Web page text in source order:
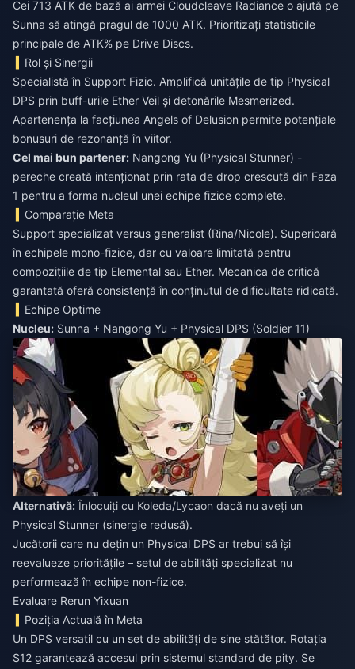
Cei 713 ATK de bază ai armei Cloudcleave Radiance o ajută pe
Sunna să atingă pragul de 1000 ATK. Prioritizați statisticile
principale de ATK% pe Drive Discs.
Rol și Sinergii
Specialistă în Support Fizic. Amplifică unitățile de tip Physical
DPS prin buff-urile Ether Veil și detonările Mesmerized.
Apartenența la facțiunea Angels of Delusion permite potențiale
bonusuri de rezonanță în viitor.
Cel mai bun partener: Nangong Yu (Physical Stunner) -
pereche creată intenționat prin rata de drop crescută din Faza
1 pentru a forma nucleul unei echipe fizice complete.
Comparație Meta
Support specializat versus generalist (Rina/Nicole). Superioară
în echipele mono-fizice, dar cu valoare limitată pentru
compozițiile de tip Elemental sau Ether. Mecanica de critică
garantată oferă consistență în conținutul de dificultate ridicată.
Echipe Optime
Nucleu: Sunna + Nangong Yu + Physical DPS (Soldier 11)
Alternativă: Înlocuiți cu Koleda/Lycaon dacă nu aveți un
Physical Stunner (sinergie redusă).
Jucătorii care nu dețin un Physical DPS ar trebui să își
reevalueze prioritățile – setul de abilități specializat nu
performează în echipe non-fizice.
Evaluare Rerun Yixuan
Poziția Actuală în Meta
Un DPS versatil cu un set de abilități de sine stătător. Rotația
S12 garantează accesul prin sistemul standard de pity. Se